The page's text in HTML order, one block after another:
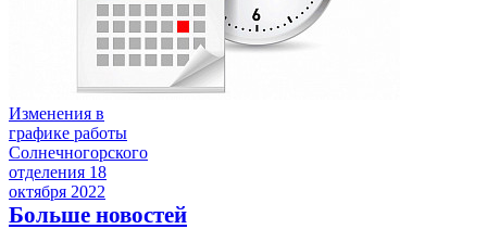
Изменения в
графике работы
Солнечногорского
отделения 18
октября 2022
Больше новостей